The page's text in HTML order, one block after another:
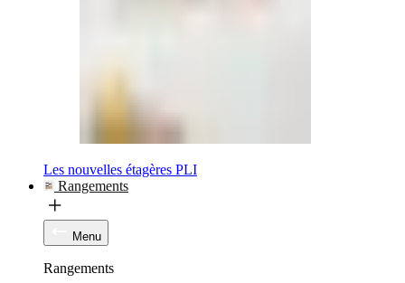
Les nouvelles étagères PLI
Rangements
Menu
Rangements